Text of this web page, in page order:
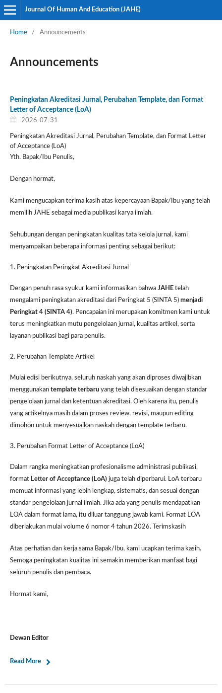
Journal Of Human And Education (JAHE)
Home / Announcements
Announcements
Peningkatan Akreditasi Jurnal, Perubahan Template, dan Format
Letter of Acceptance (LoA)
2026-07-31
Peningkatan Akreditasi Jurnal, Perubahan Template, dan Format Letter
of Acceptance (LoA)
Yth. Bapak/Ibu Penulis,
Dengan hormat,
Kami mengucapkan terima kasih atas kepercayaan Bapak/Ibu yang telah
memilih JAHE sebagai media publikasi karya ilmiah.
Sehubungan dengan peningkatan kualitas tata kelola jurnal, kami
menyampaikan beberapa informasi penting sebagai berikut:
1. Peningkatan Peringkat Akreditasi Jurnal
Dengan penuh rasa syukur kami informasikan bahwa JAHEtelah
mengalami peningkatan akreditasi dari Peringkat 5 (SINTA 5) menjadi
Peringkat 4 (SINTA 4). Pencapaian ini merupakan komitmen kami untuk
terus meningkatkan mutu pengelolaan jurnal, kualitas artikel, serta
layanan publikasi bagi para penulis.
2. Perubahan Template Artikel
Mulai edisi berikutnya, seluruh naskah yang akan diproses diwajibkan
menggunakan template terbaruyang telah disesuaikan dengan standar
pengelolaan jurnal dan ketentuan akreditasi. Oleh karena itu, penulis
yang artikelnya masih dalam proses review, revisi, maupun editing
dimohon untuk menyesuaikan naskah dengan template terbaru.
3. Perubahan Format Letter of Acceptance (LoA)
Dalam rangka meningkatkan profesionalisme administrasi publikasi,
format Letter of Acceptance (LoA) juga telah diperbarui. LoA terbaru
memuat informasi yang lebih lengkap, sistematis, dan sesuai dengan
standar pengelolaan jurnal ilmiah. Jika ada yang penulis mendapatkan
LOA dalam format lama, itu diluar tanggung jawab kami. Format LOA
diberlakukan mulai volume 6 nomor 4 tahun 2026. Terimskasih
Atas perhatian dan kerja sama Bapak/Ibu, kami ucapkan terima kasih.
Semoga peningkatan kualitas ini semakin memberikan manfaat bagi
seluruh penulis dan pembaca.
Hormat kami,
Dewan Editor
Read More